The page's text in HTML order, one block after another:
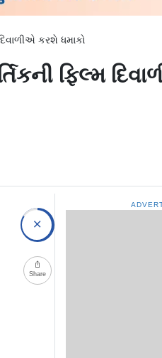
કરશે ધમાકો
ફિલ્મ
Share